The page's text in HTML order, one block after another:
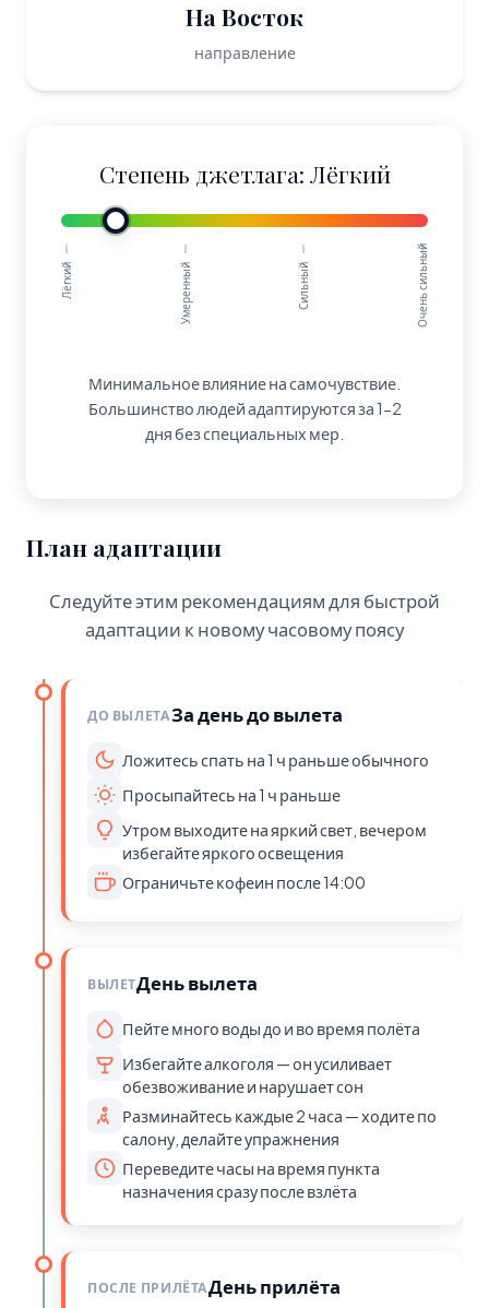
На Восток
направление
Степень джетлага: Лёгкий
Лёгкий Умеренный Сильный Очень сильный
Минимальное влияние на самочувствие.
Большинство людей адаптируются за 1-2
дня без специальных мер.
План адаптации
Следуйте этим рекомендациям для быстрой
адаптации к новому часовому поясу
ДО ВЫЛЕТАЗа день до вылета
Ложитесь спать на 1 ч раньше обычного
Просыпайтесь на 1 ч раньше
Утром выходите на яркий свет, вечером
избегайте яркого освещения
Ограничьте кофеин после 14:00
ВЫЛЕТДень вылета
Пейте много воды до и во время полёта
Избегайте алкоголя — он усиливает
обезвоживание и нарушает сон
Разминайтесь каждые 2 часа — ходите по
салону, делайте упражнения
Переведите часы на время пункта
назначения сразу после взлёта
ПОСЛЕ ПРИЛЁТАДень прилёта